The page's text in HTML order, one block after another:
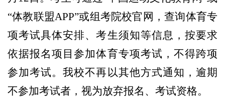
“体教联盟APP”或组考院校官网，查询体育专
项考试具体安排、考生须知等信息，按要求
依据报名项目参加体育专项考试，不得跨项
参加考试。我校不再以其他方式通知，逾期
不参加考试者，视为放弃报名、考试资格。